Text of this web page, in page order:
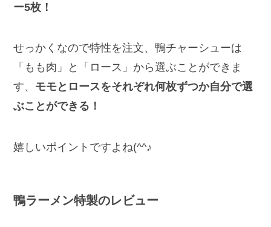
ー5枚！
せっかくなので特性を注文、鴨チャーシューは
「もも肉」と「ロース」から選ぶことができま
す、 モモとロースをそれぞれ何枚ずつか自分で選
ぶことができる！
嬉しいポイントですよね(^^♪
鴨ラーメン特製のレビュー